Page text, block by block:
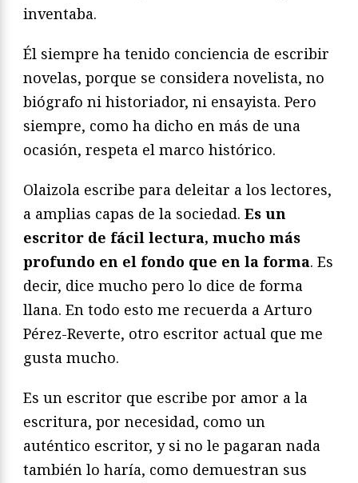
inventaba.
Él siempre ha tenido conciencia de escribir
novelas, porque se considera novelista, no
biógrafo ni historiador, ni ensayista. Pero
siempre, como ha dicho en más de una
ocasión, respeta el marco histórico.
Olaizola escribe para deleitar a los lectores,
a amplias capas de la sociedad. Es un
escritor de fácil lectura, mucho más
profundo en el fondo que en la forma. Es
decir, dice mucho pero lo dice de forma
llana. En todo esto me recuerda a Arturo
Pérez-Reverte, otro escritor actual que me
gusta mucho.
Es un escritor que escribe por amor a la
escritura, por necesidad, como un
auténtico escritor, y si no le pagaran nada
también lo haría, como demuestran sus